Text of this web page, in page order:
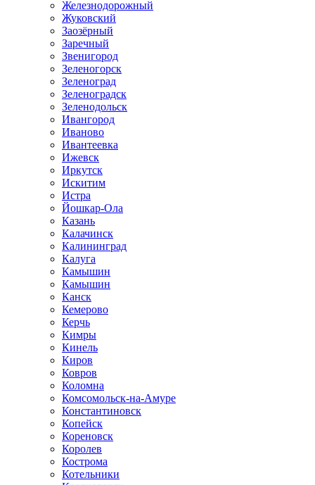
Железнодорожный
Жуковский
Заозёрный
Заречный
Звенигород
Зеленогорск
Зеленоград
Зеленоградск
Зеленодольск
Ивангород
Иваново
Ивантеевка
Ижевск
Иркутск
Искитим
Истра
Йошкар-Ола
Казань
Калачинск
Калининград
Калуга
Камышин
Камышин
Канск
Кемерово
Керчь
Кимры
Кинель
Киров
Ковров
Коломна
Комсомольск-на-Амуре
Константиновск
Копейск
Кореновск
Королев
Кострома
Котельники